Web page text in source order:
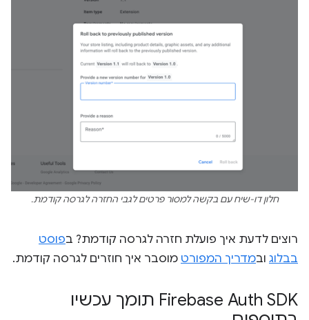
חלון דו-שיח עם בקשה למסור פרטים לגבי החזרה לגרסה קודמת.
רוצים לדעת איך פועלת חזרה לגרסה קודמת? בפוסט
בבלוג ובמדריך המפורט מוסבר איך חוזרים לגרסה קודמת.
Firebase Auth SDK תומך עכשיו